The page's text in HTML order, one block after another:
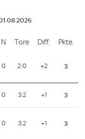
N Niederlagen
Tore ToreDiff. Differenz
Pkte.
0 2:0 +2 3
0 3:2 +1 3
0 3:2 +1 3